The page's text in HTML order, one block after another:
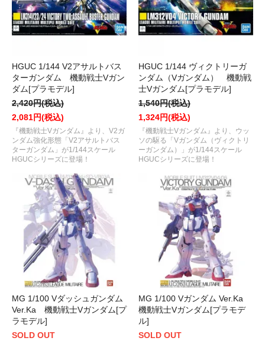
HGUC 1/144 V2アサルトバス
ターガンダム 機動戦士Vガン
ダム[プラモデル]
2,420円(税込)
2,081円(税込)
『機動戦士Vガンダム』より、V2ガ
ンダム強化形態「V2アサルトバス
ターガンダム」が1/144スケール
HGUCシリーズに登場！
HGUC 1/144 ヴィクトリーガ
ンダム（Vガンダム） 機動戦
士Vガンダム[プラモデル]
1,540円(税込)
1,324円(税込)
『機動戦士Vガンダム』より、ウッ
ソの駆る「Vガンダム（ヴィクトリ
ーガンダム）」が1/144スケール
HGUCシリーズに登場！
MG 1/100 Vダッシュガンダム
Ver.Ka 機動戦士Vガンダム[プ
ラモデル]
SOLD OUT
MG 1/100 Vガンダム Ver.Ka
機動戦士Vガンダム[プラモデ
ル]
SOLD OUT